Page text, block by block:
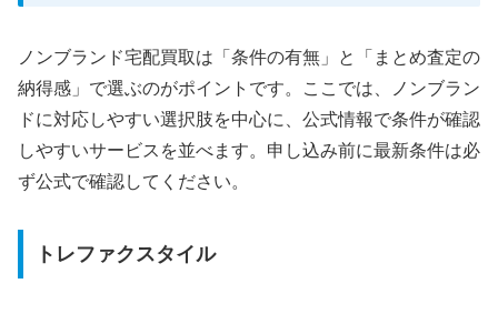
ノンブランド宅配買取は「条件の有無」と「まとめ査定の
納得感」で選ぶのがポイントです。ここでは、ノンブラン
ドに対応しやすい選択肢を中心に、公式情報で条件が確認
しやすいサービスを並べます。申し込み前に最新条件は必
ず公式で確認してください。
トレファクスタイル